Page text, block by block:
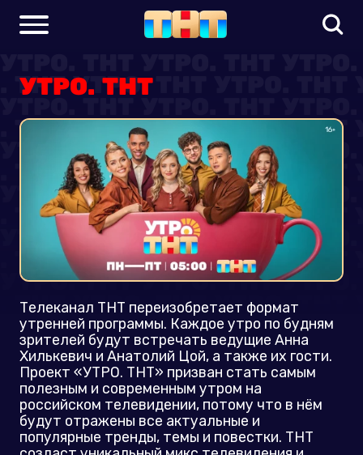
УТРО. ТНТ
Телеканал ТНТ переизобретает формат
утренней программы. Каждое утро по будням
зрителей будут встречать ведущие Анна
Хилькевич и Анатолий Цой, а также их гости.
Проект «УТРО. ТНТ» призван стать самым
полезным и современным утром на
российском телевидении, потому что в нём
будут отражены все актуальные и
популярные тренды, темы и повестки. ТНТ